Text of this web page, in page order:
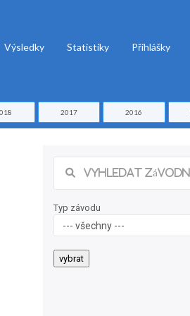
Výsledky Statistiky Přihlášky
2017 2016
Typ závodu